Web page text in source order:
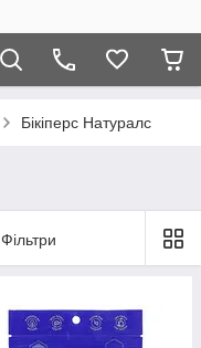
Бікіперс Натуралс
Фільтри